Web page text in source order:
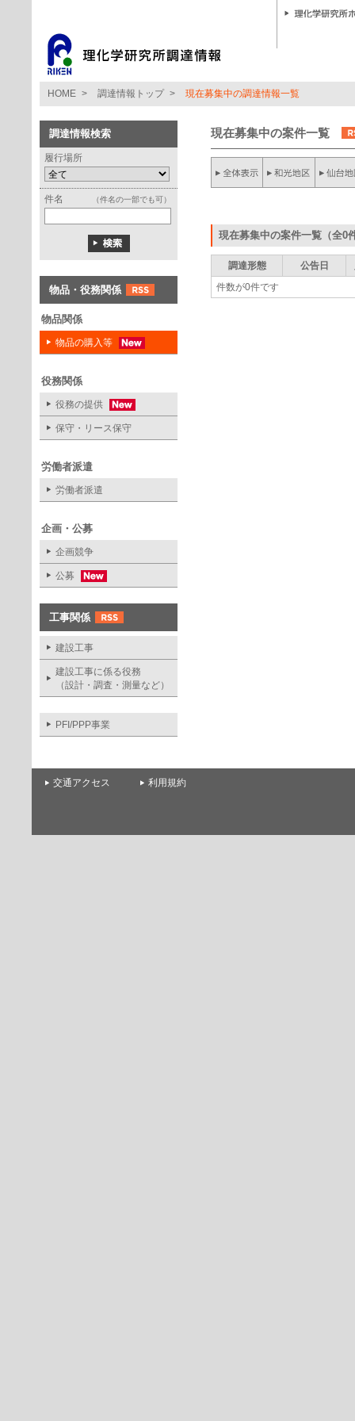
HOME > 調達情報トップ > 現在募集中の調達情報一覧
調達情報検索
履行場所
件名 （件名の一部でも可）
物品・役務関係
物品関係
物品の購入等
役務関係
役務の提供
保守・リース保守
労働者派遣
労働者派遣
企画・公募
企画競争
公募
工事関係
建設工事
建設工事に係る役務
（設計・調査・測量など）
PFI/PPP事業
現在募集中の案件一覧
現在募集中の案件一覧（全0
調達形態 公告日
件数が0件です
交通アクセス 利用規約